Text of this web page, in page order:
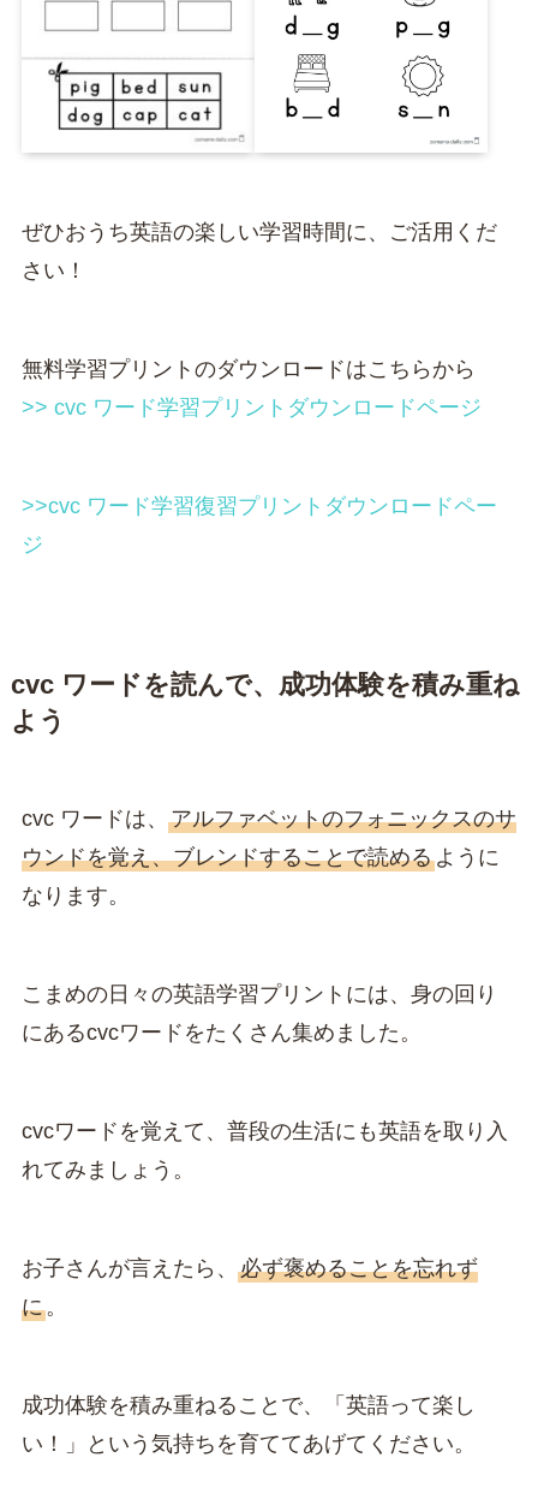
ぜひおうち英語の楽しい学習時間に、ご活用くだ
さい！
無料学習プリントのダウンロードはこちらから
>> cvc ワード学習プリントダウンロードページ
>>cvc ワード学習復習プリントダウンロードペー
ジ
cvc ワードを読んで、成功体験を積み重ね
よう
cvc ワードは、 アルファベットのフォニックスのサ
ウンドを覚え、ブレンドすることで読めるように
なります。
こまめの日々の英語学習プリントには、身の回り
にあるcvcワードをたくさん集めました。
cvcワードを覚えて、普段の生活にも英語を取り入
れてみましょう。
お子さんが言えたら、 必ず褒めることを忘れず
に。
成功体験を積み重ねることで、「英語って楽し
い！」という気持ちを育ててあげてください。